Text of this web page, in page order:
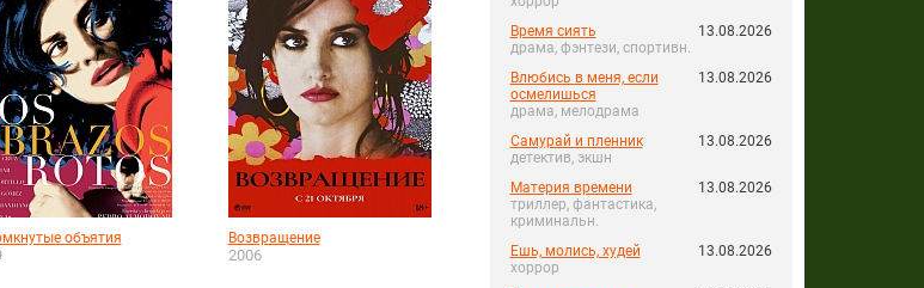
Время сиять
драма, фэнтези, спортивн.
13.08.2026
Влюбись в меня, если
осмелишься
драма, мелодрама
13.08.2026
Самурай и пленник
детектив, экшн
13.08.2026
Материя времени
триллер, фантастика,
криминальн.
13.08.2026
Ешь, молись, худей
хоррор
13.08.2026
объятия Возвращение
2006